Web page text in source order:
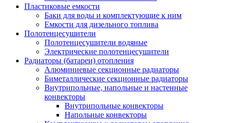
Пластиковые емкости
Баки для воды и комплектующие к ним
Емкости для дизельного топлива
Полотенцесушители
Полотенцесушители водяные
Электрические полотенцесушители
Радиаторы (батареи) отопления
Алюминиевые секционные радиаторы
Биметаллические секционные радиаторы
Внутрипольные, напольные и настенные
конвекторы
Внутрипольные конвекторы
Напольные конвекторы